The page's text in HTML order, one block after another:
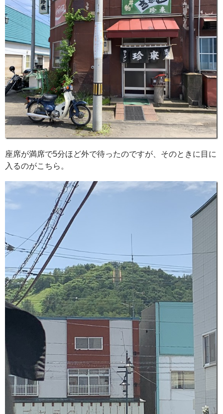
座席が満席で5分ほど外で待ったのですが、そのときに目に
入るのがこちら。